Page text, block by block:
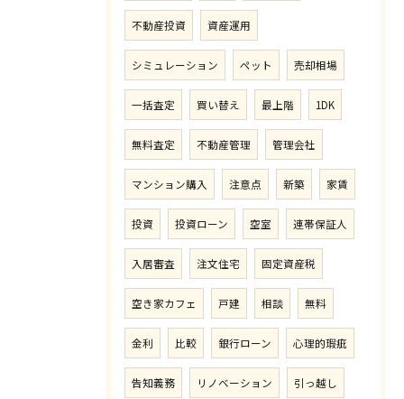
不動産投資 資産運用
シミュレーション ペット 売却相場
一括査定 買い替え 最上階 1DK
無料査定 不動産管理 管理会社
マンション購入 注意点 新築 家賃
投資 投資ローン 空室 連帯保証人
入居審査 注文住宅 固定資産税
空き家カフェ 戸建 相談 無料
金利 比較 銀行ローン 心理的瑕疵
告知義務 リノベーション 引っ越し